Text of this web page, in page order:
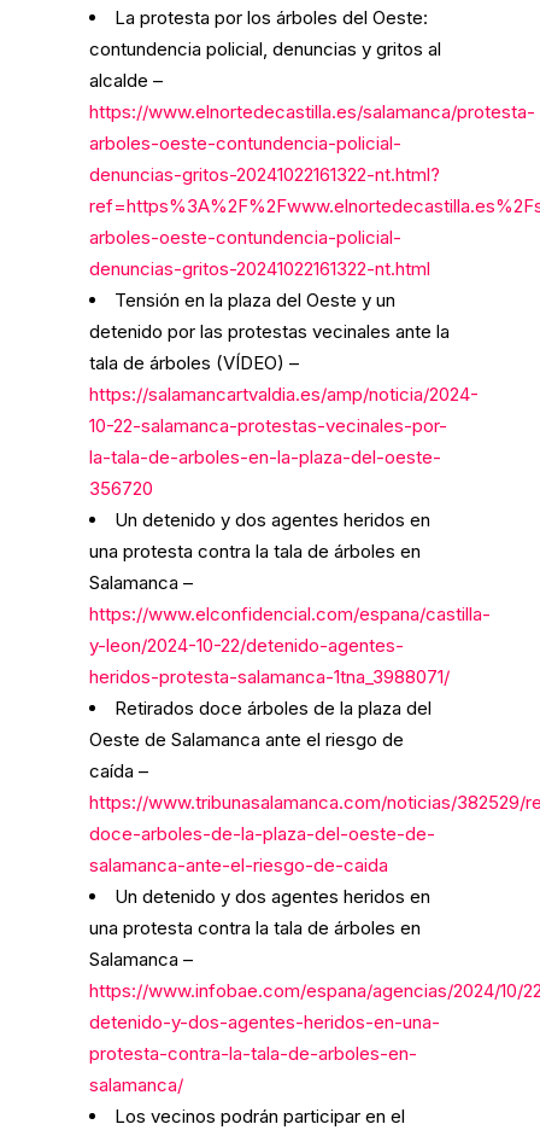
La protesta por los árboles del Oeste:
contundencia policial, denuncias y gritos al
alcalde –
https://www.elnortedecastilla.es/salamanca/protesta-
arboles-oeste-contundencia-policial-
denuncias-gritos-20241022161322-nt.html?
arboles-oeste-contundencia-policial-
denuncias-gritos-20241022161322-nt.html
Tensión en la plaza del Oeste y un
detenido por las protestas vecinales ante la
tala de árboles (VÍDEO) –
https://salamancartvaldia.es/amp/noticia/2024-
10-22-salamanca-protestas-vecinales-por-
la-tala-de-arboles-en-la-plaza-del-oeste-
356720
Un detenido y dos agentes heridos en
una protesta contra la tala de árboles en
Salamanca –
https://www.elconfidencial.com/espana/castilla-
y-leon/2024-10-22/detenido-agentes-
heridos-protesta-salamanca-1tna_3988071/
Retirados doce árboles de la plaza del
Oeste de Salamanca ante el riesgo de
caída –
https://www.tribunasalamanca.com/noticias/382529/
doce-arboles-de-la-plaza-del-oeste-de-
salamanca-ante-el-riesgo-de-caida
Un detenido y dos agentes heridos en
una protesta contra la tala de árboles en
Salamanca –
https://www.infobae.com/espana/agencias/2024/10/
detenido-y-dos-agentes-heridos-en-una-
protesta-contra-la-tala-de-arboles-en-
salamanca/
Los vecinos podrán participar en el